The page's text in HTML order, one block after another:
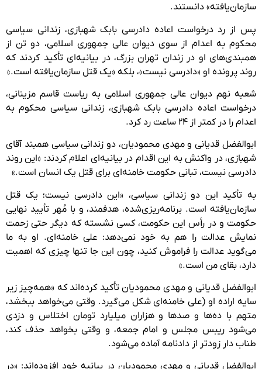
سازمان‌یافته» دانستند.
پس از رد درخواست اعاده دادرسی بابک شهبازی، زندانی سیاسی
محکوم به اعدام از سوی دیوان عالی جمهوری اسلامی، دو تن از
همبندی‌های او در زندان تهران بزرگ، در بیانیه‌ای تأکید کردند که
روند پرونده او «دادرسی نیست»، بلکه «یک قتل سازمان‌یافته است.»
شعبه نهم دیوان عالی جمهوری اسلامی به ریاست قاسم مزینانی،
درخواست اعاده دادرسی بابک شهبازی، زندانی سیاسی محکوم به
اعدام را در کمتر از ۲۴ ساعت رد کرد.
ابوالفضل قدیانی و مهدی محمودیان، دو زندانی سیاسی همبند آقای
شهبازی، در واکنش به این اقدام در بیانیه‌ای اعلام کردند: «این روند
دادرسی نیست، تبانی حکومت خامنه‌ای برای قتل یک انسان است.»
به تأکید این دو زندانی سیاسی، «این دادرسی نیست؛ یک قتل
سازمان‌یافته است. برنامه‌ریزی‌شده، هدفمند، و با مُهر تأیید نهایی
حکومت و در رأس این حکومت، کسی نشسته که دیگر حتی زحمت
نمایش عدالت را هم به خود نمی‌دهد: علی خامنه‌ای. او به ما
می‌گوید عدالت را فراموش کنید، چون این جا تنها چیزی که اهمیت
دارد، بقای من است.»
ابوالفضل قدیانی و مهدی محمودیان تأکید کرده‌اند که «همه‌چیز زیر
سایه اراده او (علی خامنه‌ای شکل می‌گیرد. وقتی می‌خواهد ببخشد،
متهم با ده‌ها و صدها و هزاران میلیارد تومان اختلاس و دزدی
می‌شود ریبس مجلس و امام جمعه، و وقتی بخواهد حذف کند،
طناب دار زودتر از دادنامه آماده می‌شود.
ابوالفضل قدیانی و مهدی محمودیان در بیانیه خود افزوده‌اند: «در